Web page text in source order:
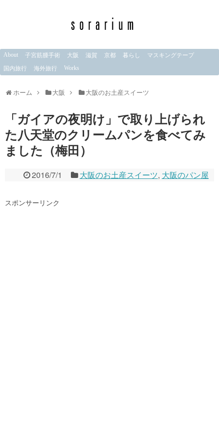
About 子宮筋腫手術 大阪 滋賀 京都 暮らし
マスキングテープ
国内旅行
海外旅行 Works
ホーム 大阪 大阪のお土産スイーツ
「ガイアの夜明け」で取り上げられ
た八天堂のクリームパンを食べてみ
ました（梅田）
2016/7/1 大阪のお土産スイーツ, 大阪のパン屋
スポンサーリンク